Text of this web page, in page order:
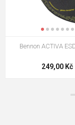
VM Footwear 3009
124,00 Kč